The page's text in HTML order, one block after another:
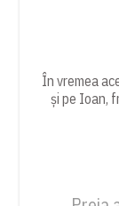
În vremea
și pe Ioan,